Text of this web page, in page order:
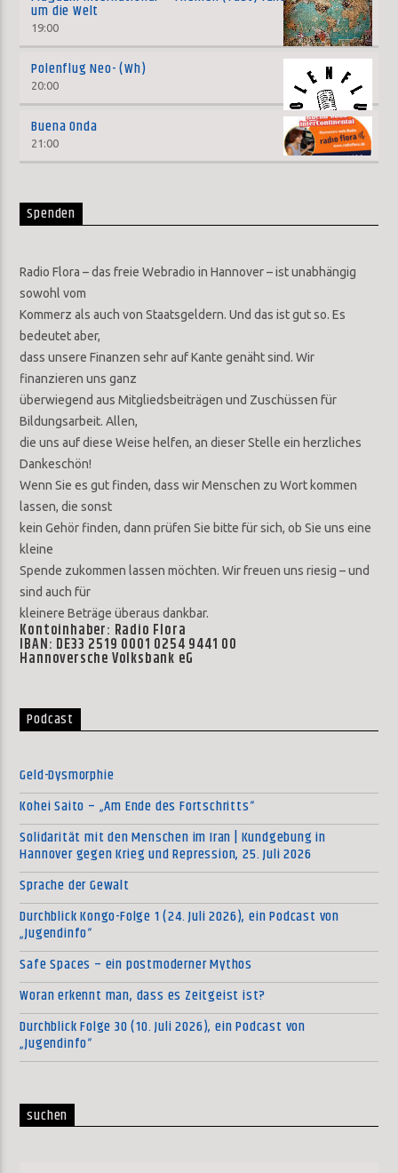
um die Welt
19:00
Polenflug Neo- (Wh)
20:00
Buena Onda
21:00
Spenden
Radio Flora – das freie Webradio in Hannover – ist unabhängig
sowohl vom
Kommerz als auch von Staatsgeldern. Und das ist gut so. Es
bedeutet aber,
dass unsere Finanzen sehr auf Kante genäht sind. Wir
finanzieren uns ganz
überwiegend aus Mitgliedsbeiträgen und Zuschüssen für
Bildungsarbeit. Allen,
die uns auf diese Weise helfen, an dieser Stelle ein herzliches
Dankeschön!
Wenn Sie es gut finden, dass wir Menschen zu Wort kommen
lassen, die sonst
kein Gehör finden, dann prüfen Sie bitte für sich, ob Sie uns eine
kleine
Spende zukommen lassen möchten. Wir freuen uns riesig – und
sind auch für
kleinere Beträge überaus dankbar.
Kontoinhaber: Radio Flora
IBAN: DE33 2519 0001 0254 9441 00
Hannoversche Volksbank eG
Podcast
Geld-Dysmorphie
Kohei Saito – „Am Ende des Fortschritts“
Solidarität mit den Menschen im Iran | Kundgebung in
Hannover gegen Krieg und Repression, 25. Juli 2026
Sprache der Gewalt
Durchblick Kongo-Folge 1 (24. Juli 2026), ein Podcast von
„Jugendinfo“
Safe Spaces – ein postmoderner Mythos
Woran erkennt man, dass es Zeitgeist ist?
Durchblick Folge 30 (10. Juli 2026), ein Podcast von
„Jugendinfo“
suchen